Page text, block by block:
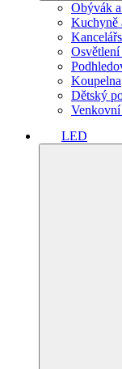
Obývák
Kuchyně
Osvětlení
Koupelna
Dětský
LED